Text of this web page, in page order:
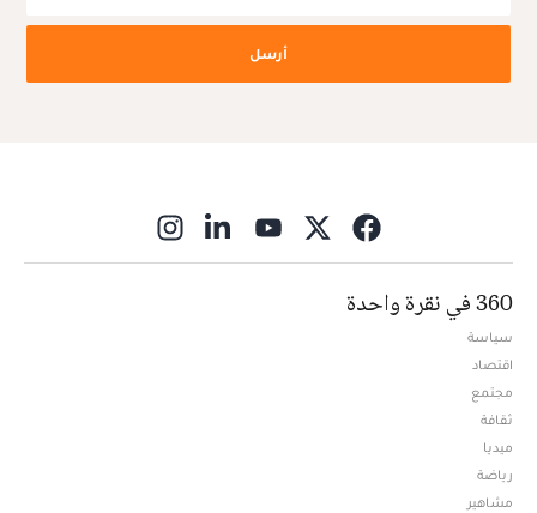
أرسل
360 في نقرة واحدة
سياسة
اقتصاد
مجتمع
ثقافة
ميديا
رياضة
مشاهير